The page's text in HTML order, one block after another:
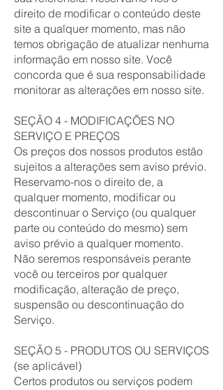
direito de modificar o conteúdo deste
site a qualquer momento, mas não
temos obrigação de atualizar nenhuma
informação em nosso site. Você
concorda que é sua responsabilidade
monitorar as alterações em nosso site.
SEÇÃO 4 - MODIFICAÇÕES NO
SERVIÇO E PREÇOS
Os preços dos nossos produtos estão
sujeitos a alterações sem aviso prévio.
Reservamo-nos o direito de, a
qualquer momento, modificar ou
descontinuar o Serviço (ou qualquer
parte ou conteúdo do mesmo) sem
aviso prévio a qualquer momento.
Não seremos responsáveis perante
você ou terceiros por qualquer
modificação, alteração de preço,
suspensão ou descontinuação do
Serviço.
SEÇÃO 5 - PRODUTOS OU SERVIÇOS
(se aplicável)
Certos produtos ou serviços podem